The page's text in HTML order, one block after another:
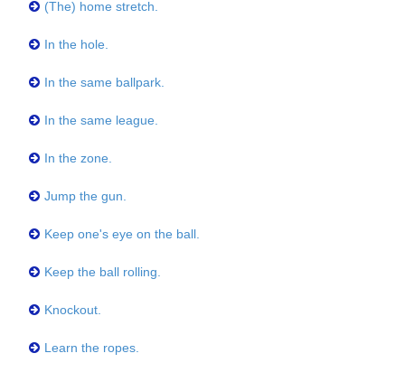
(The) home stretch.
In the hole.
In the same ballpark.
In the same league.
In the zone.
Jump the gun.
Keep one's eye on the ball.
Keep the ball rolling.
Knockout.
Learn the ropes.